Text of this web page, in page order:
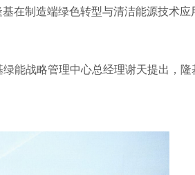
在制造端绿色转型与清洁能源技术
能战略管理中心总经理谢天提出，